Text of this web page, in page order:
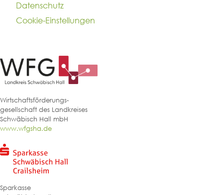
Termin für Online-Tool-Einweisung
Datenschutz
Cookie-Einstellungen
Wirtschaftsförderungs-
gesellschaft des Landkreises
Schwäbisch Hall mbH
www.wfgsha.de
Sparkasse